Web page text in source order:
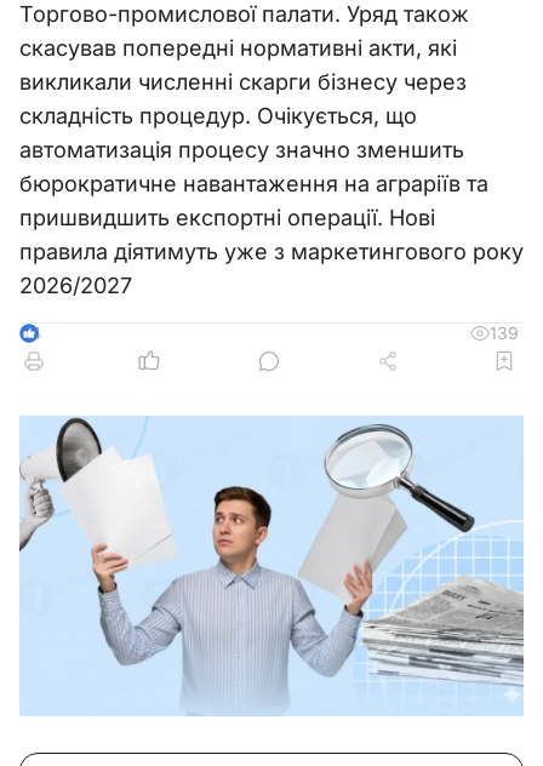
Торгово-промислової палати. Уряд також
скасував попередні нормативні акти, які
викликали численні скарги бізнесу через
складність процедур. Очікується, що
автоматизація процесу значно зменшить
бюрократичне навантаження на аграріїв та
пришвидшить експортні операції. Нові
правила діятимуть уже з маркетингового року
2026/2027
4 139